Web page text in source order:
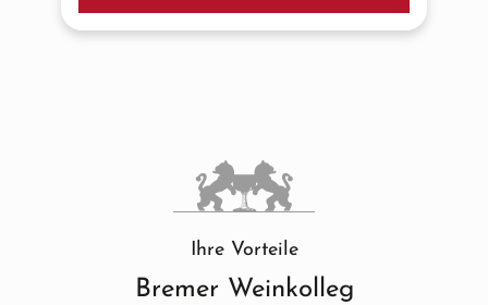
Ihre Vorteile
Bremer Weinkolleg